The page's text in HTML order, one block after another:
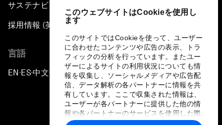
このウェブサイトはCookieを使用し
ます
このサイトではCookieを使って、ユーザー
に合わせたコンテンツや広告の表示、トラ
フィックの分析を行っています。またユー
ザーによるサイトの利用状況についても情
報を収集し、ソーシャルメディアや広告配
信、データ解析の各パートナーに情報を共
有しています。ここで収集された情報は、
ユーザーが各パートナーに提供した他の情
報や各パートナーのサービスを使用した際
に収集された情報と組み合わされ、各パー
サステナビリティへの取り組み
採用情報 (英語のみ)
言語
EN ▪ ES▪中文▪ 日本語